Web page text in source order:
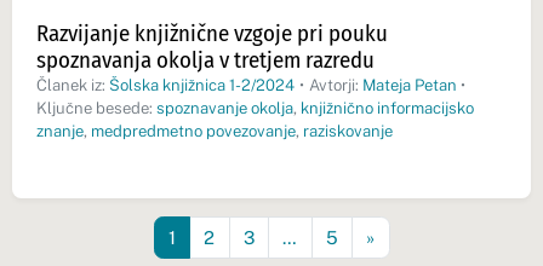
Razvijanje knjižnične vzgoje pri pouku
spoznavanja okolja v tretjem razredu
Članek iz: Šolska knjižnica 1-2/2024 • Avtorji: Mateja Petan •
Ključne besede: spoznavanje okolja, knjižnično informacijsko
znanje, medpredmetno povezovanje, raziskovanje
1 2 3 … 5 »